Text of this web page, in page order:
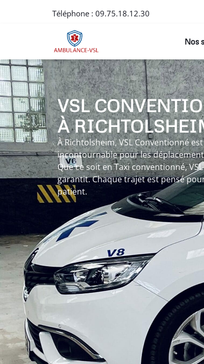
Téléphone : 09.75.18.12.30
Nos
VSL
À
À Richtolsheim, VSL Conventionné
incontournable pour les
Que ce soit en Taxi conventionné,
garantit. Chaque trajet est pensé
patient.